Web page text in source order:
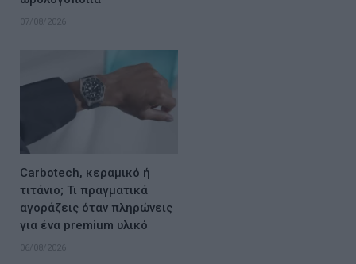
07/08/2026
Carbotech, κεραμικό ή
τιτάνιο; Τι πραγματικά
αγοράζεις όταν πληρώνεις
για ένα premium υλικό
06/08/2026